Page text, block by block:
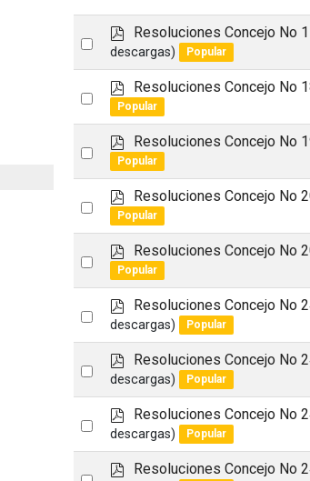
Select
an
item
p
d
f
Resoluciones Concejo No
descargas)
Popular
Select
an
item
p
d
f
Resoluciones Concejo No
Popular
Select
an
item
p
d
f
Resoluciones Concejo No
Popular
Select
an
item
p
d
f
Resoluciones Concejo No
Popular
Select
an
item
p
d
f
Resoluciones Concejo No
Popular
Select
an
item
p
d
f
Resoluciones Concejo No
descargas)
Popular
Select
an
item
p
d
f
Resoluciones Concejo No
descargas)
Popular
Select
an
item
p
d
f
Resoluciones Concejo No
descargas)
Popular
pResoluciones Concejo No